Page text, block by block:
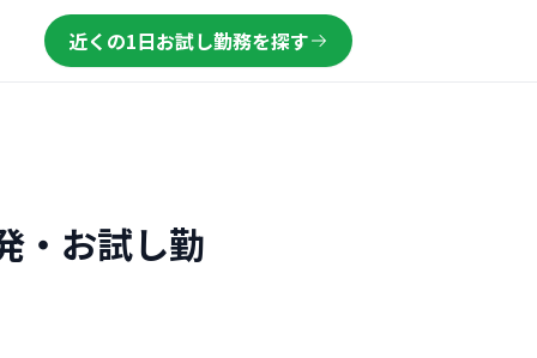
近くの1日お試し勤務を探す
・お試し勤